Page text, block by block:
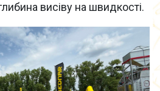
висіву на швидкості.